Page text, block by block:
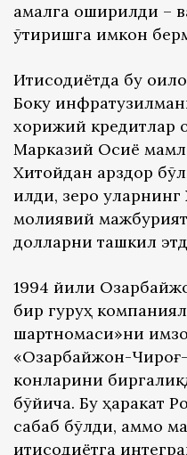
амалга оширилди –
ўтиришга имкон
Иқтисодиётда бу
Боку
хорижий кредитлар
Марказий Осиё
Хитойдан қарздор
қилди, зеро
молиявий
долларни ташкил
1994 йили
бир гуруҳ
шартномаси»ни
«Озарбайжон-
конларини
бўйича. Бу ҳаракат
сабаб бўлди, аммо
иқтисодиётга